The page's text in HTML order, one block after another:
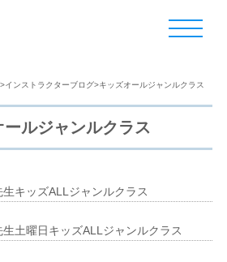
>インストラクターブログ>キッズオールジャンルクラス
ールジャンルクラス
キッズALLジャンルクラス
土曜日キッズALLジャンルクラス